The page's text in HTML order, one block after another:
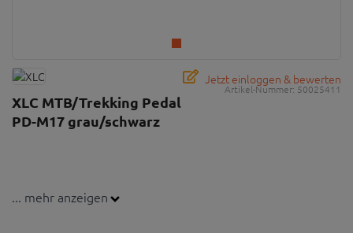
Jetzt einloggen & bewerten
Artikel-Nummer: 50025411
XLC MTB/Trekking Pedal
PD-M17 grau/schwarz
... mehr anzeigen